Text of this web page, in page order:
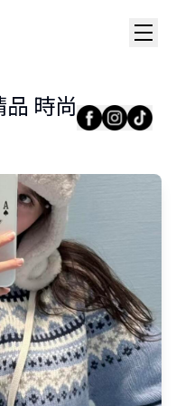
時尚